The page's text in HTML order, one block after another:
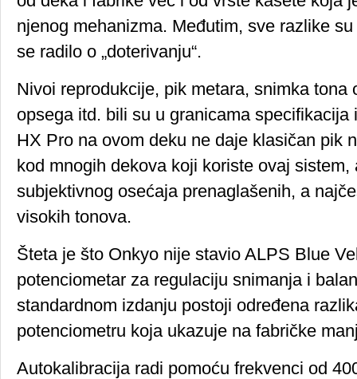
njenog mehanizma. Međutim, sve razlike
se radilo o „doterivanju“.
Nivoi reprodukcije, pik metara, snimka tona
opsega itd. bili su u granicama
HX Pro na ovom deku ne daje klasičan pik
kod mnogih dekova koji koriste ovaj
subjektivnog osećaja prenaglašenih, a
visokih tonova.
Šteta je što Onkyo nije stavio ALPS Blue
potenciometar za regulaciju snimanja i
standardnom izdanju postoji određena
potenciometru koja ukazuje na fabričke
Autokalibracija radi pomoću frekvenci od